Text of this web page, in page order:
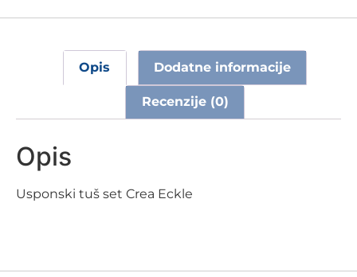
Opis Dodatne informacije
Recenzije (0)
Opis
Usponski tuš set Crea Eckle